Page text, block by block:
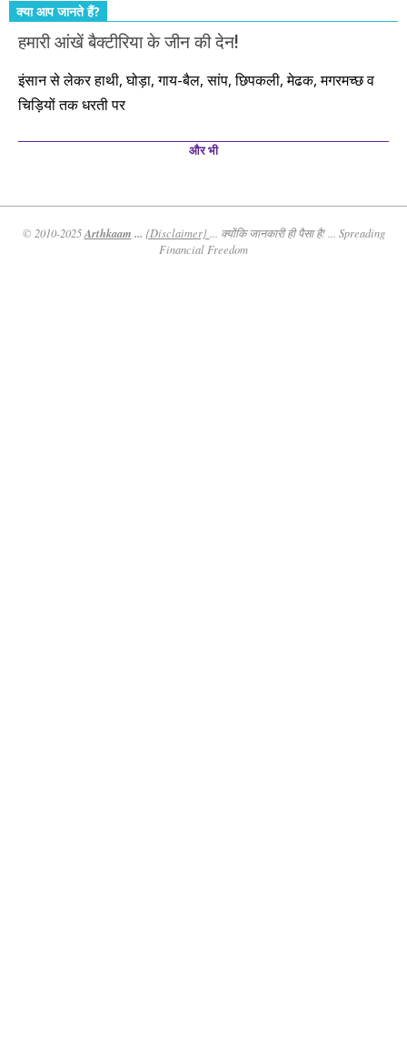
क्या आप जानते हैं?
हमारी आंखें बैक्टीरिया के जीन की देन!
इंसान से लेकर हाथी, घोड़ा, गाय-बैल, सांप, छिपकली, मेढक, मगरमच्छ व
चिड़ियों तक धरती पर
और भी
© 2010-2025Arthkaam ... {Disclaimer}
... क्योंकि जानकारी ही पैसा है! ... Spreading
Financial Freedom